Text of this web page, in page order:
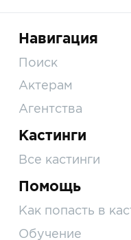
Навигация
Поиск
Актерам
Агентства
Кастинги
Все кастинги
Помощь
Как попасть в
Обучение